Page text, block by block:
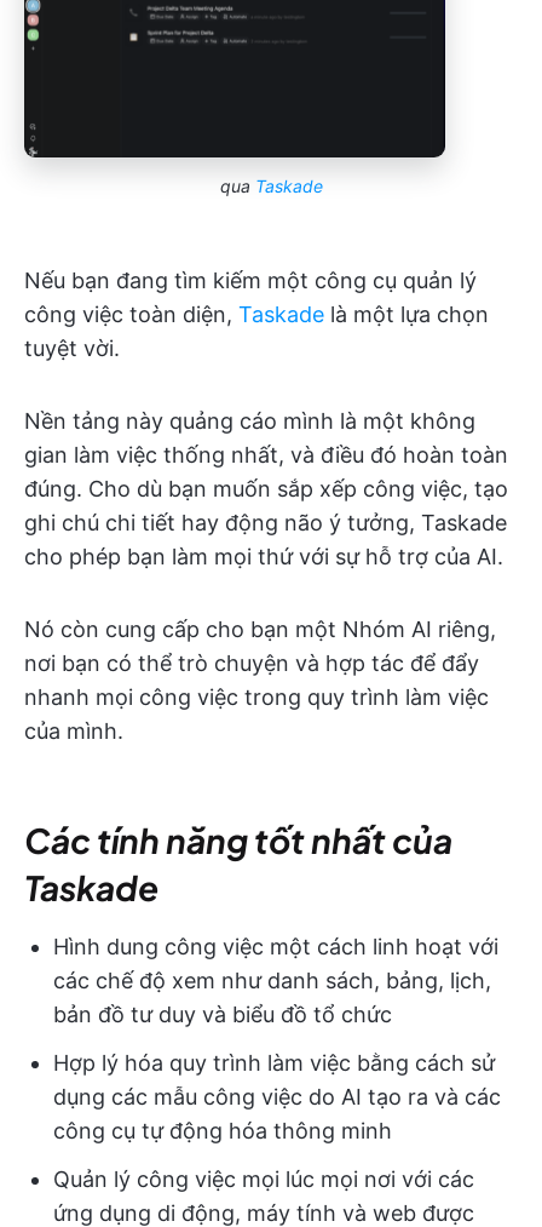
qua Taskade
Nếu bạn đang tìm kiếm một công cụ quản lý
công việc toàn diện, Taskade là một lựa chọn
tuyệt vời.
Nền tảng này quảng cáo mình là một không
gian làm việc thống nhất, và điều đó hoàn toàn
đúng. Cho dù bạn muốn sắp xếp công việc, tạo
ghi chú chi tiết hay động não ý tưởng, Taskade
cho phép bạn làm mọi thứ với sự hỗ trợ của AI.
Nó còn cung cấp cho bạn một Nhóm AI riêng,
nơi bạn có thể trò chuyện và hợp tác để đẩy
nhanh mọi công việc trong quy trình làm việc
của mình.
Các tính năng tốt nhất của
Taskade
Hình dung công việc một cách linh hoạt với
các chế độ xem như danh sách, bảng, lịch,
bản đồ tư duy và biểu đồ tổ chức
Hợp lý hóa quy trình làm việc bằng cách sử
dụng các mẫu công việc do AI tạo ra và các
công cụ tự động hóa thông minh
Quản lý công việc mọi lúc mọi nơi với các
ứng dụng di động, máy tính và web được